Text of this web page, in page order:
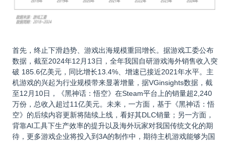
首先，终止下滑趋势、游戏出海规模重回增长。据游戏工委公布
数据，截至2024年12月13日，全年我国自研游戏海外销售收入突
破 185.6亿美元，同比增长13.4%、增速已接近2021年水平。主
机游戏的兴起为行业规模带来显著增量，据VGinsights数据，截
至12月10日，《黑神话：悟空》在Steam平台上的销量超2,240
万份，总收入超过11亿美元。未来，一方面，基于《黑神话：悟
空》的后续内容更新将陆续上线，看好其DLC销量；另一方面，
背靠AI工具下生产效率的提升以及海外玩家对我国传统文化的期
待，更多游戏企业将投入到3A的制作中，期待主机游戏能够为国